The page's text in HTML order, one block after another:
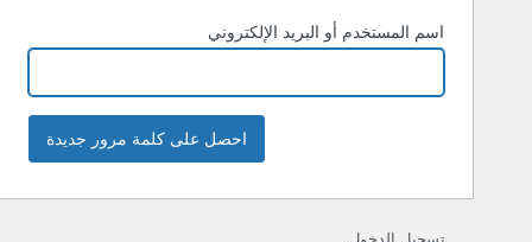
اسم المستخدم أو البريد الإلكتروني